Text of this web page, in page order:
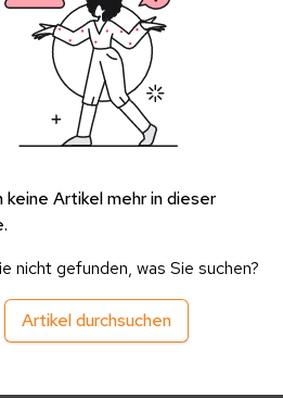
keine Artikel mehr in dieser
nicht gefunden, was Sie suchen?
Artikel durchsuchen